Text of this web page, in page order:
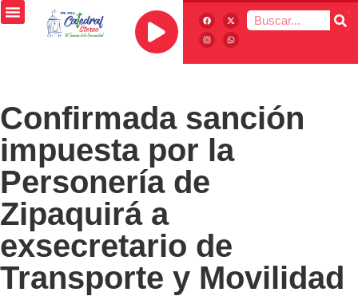
Confirmada sanción
impuesta por la
Personería de
Zipaquirá a
exsecretario de
Transporte y Movilidad